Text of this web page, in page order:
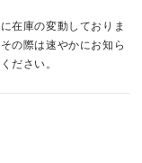
在庫の変動しておりま
の際は速やかにお知ら
ださい。